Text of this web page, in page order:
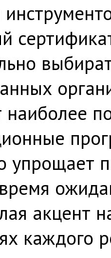
наиболее
упрощает
акцент
каждого